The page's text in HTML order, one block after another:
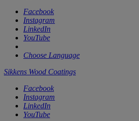
Facebook
Instagram
LinkedIn
YouTube
Choose Language
Sikkens Wood Coatings
Facebook
Instagram
LinkedIn
YouTube